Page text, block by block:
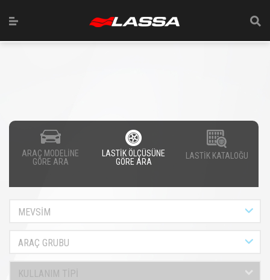
ARAÇ MODELİNE
GÖRE ARA
LASTİK ÖLÇÜSÜNE
GÖRE ARA
LASTİK KATALOĞU
MEVSİM
ARAÇ GRUBU
KULLANIM TİPİ